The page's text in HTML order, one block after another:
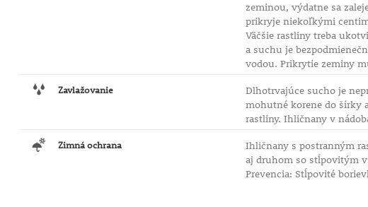
zeminou, výdatne sa
prikryje niekoľkými
Väčšie rastliny treba
a suchu je
vodou. Prikrytie zeminy
Zavlažovanie
Dlhotrvajúce sucho je
mohutné korene do šírky
rastliny. Ihličnany v
Zimná ochrana
Ihličnany s postranným
aj druhom so stĺpovitým
Prevencia: Stĺpovité